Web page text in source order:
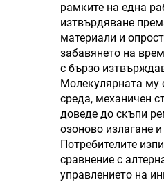
рамките на една
изтвърдяване
материали и
забавянето на
с бързо
Молекулярната му
среда, механичен
доведе до скъпи
озоново излагане
Потребителите
сравнение с
управлението на